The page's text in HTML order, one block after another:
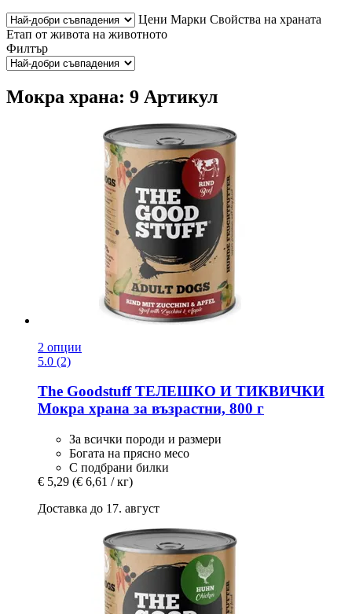
Цени Марки Свойства на храната
Етап от живота на животното
Филтър
Мокра храна: 9 Артикул
2 опции
5.0 (2)
The GoodstuffТЕЛЕШКО И ТИКВИЧКИ
Мокра храна за възрастни, 800 г
За всички породи и размери
Богата на прясно месо
С подбрани билки
€ 5,29 (€ 6,61 / кг)
Доставка до 17. август